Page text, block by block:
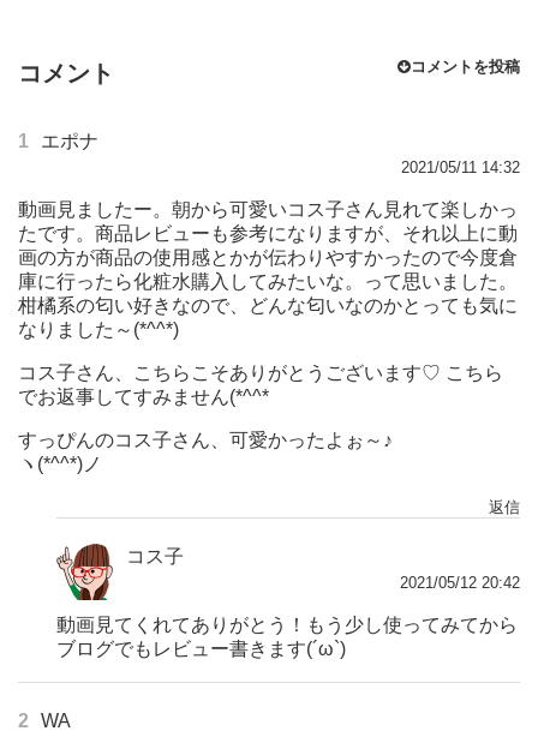
コメント コメントを投稿
1 エポナ
2021/05/11 14:32
動画見ましたー。朝から可愛いコス子さん見れて楽しかっ
たです。商品レビューも参考になりますが、それ以上に動
画の方が商品の使用感とかが伝わりやすかったので今度倉
庫に行ったら化粧水購入してみたいな。って思いました。
柑橘系の匂い好きなので、どんな匂いなのかとっても気に
なりました～(*^^*)
コス子さん、こちらこそありがとうございます♡ こちら
でお返事してすみません(*^^*ゞ
すっぴんのコス子さん、可愛かったよぉ～♪
ヽ(*^^*)ノ
返信
コス子
2021/05/12 20:42
動画見てくれてありがとう！もう少し使ってみてから
ブログでもレビュー書きます(´ω`)
2 WA